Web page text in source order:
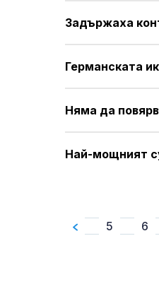
Задържаха
Германската
Няма да
Най-мощният
5 6